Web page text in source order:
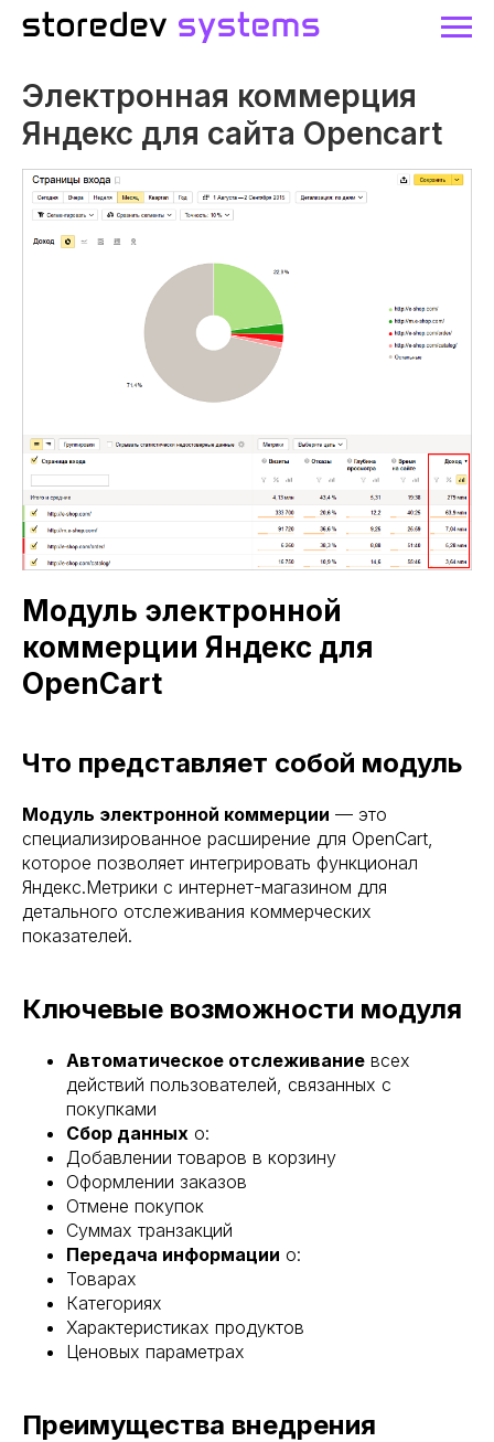
Электронная коммерция
Яндекс для сайта Opencart
Модуль электронной
коммерции Яндекс для
OpenCart
Что представляет собой модуль
Модуль электронной коммерции — это
специализированное расширение для OpenCart,
которое позволяет интегрировать функционал
Яндекс.Метрики с интернет-магазином для
детального отслеживания коммерческих
показателей.
Ключевые возможности модуля
Автоматическое отслеживание всех
действий пользователей, связанных с
покупками
Сбор данных о:
Добавлении товаров в корзину
Оформлении заказов
Отмене покупок
Суммах транзакций
Передача информации о:
Товарах
Категориях
Характеристиках продуктов
Ценовых параметрах
Преимущества внедрения